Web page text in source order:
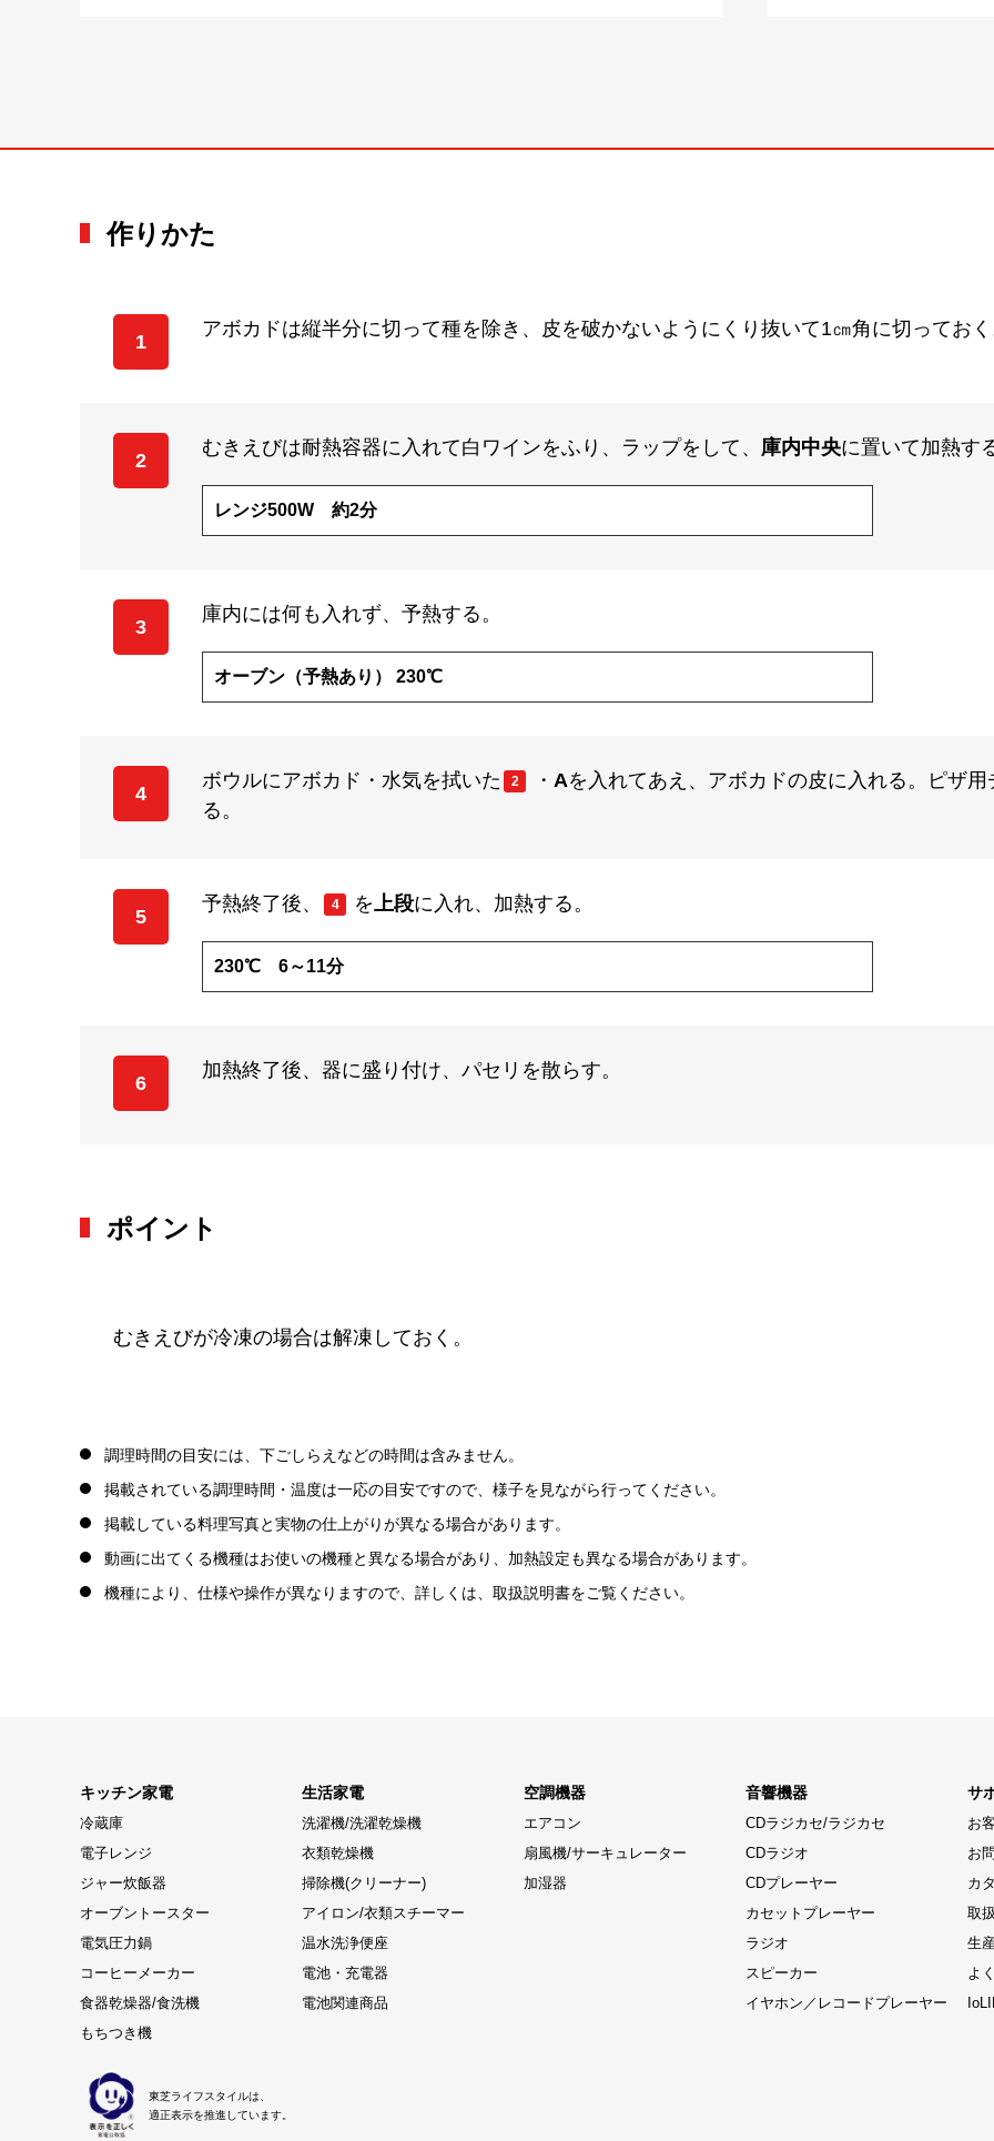
作りかた
1
アボカドは縦半分に切って種を除き、皮を破かないようにくり抜いて1㎝角に切ってお
2
むきえびは耐熱容器に入れて白ワインをふり、ラップをして、 庫内中央に置いて加熱す
レンジ500W 約2分
3
庫内には何も入れず、予熱する。
オーブン（予熱あり） 230℃
4
ボウルにアボカド・水気を拭いた 2 ・ Aを入れてあえ、アボカドの皮に入れる。ピザ
る。
5
予熱終了後、 4 を上段に入れ、加熱する。
230℃ 6～11分
6
加熱終了後、器に盛り付け、パセリを散らす。
ポイント
むきえびが冷凍の場合は解凍しておく。
調理時間の目安には、下ごしらえなどの時間は含みません。
掲載されている調理時間・温度は一応の目安ですので、様子を見ながら行ってください。
掲載している料理写真と実物の仕上がりが異なる場合があります。
動画に出てくる機種はお使いの機種と異なる場合があり、加熱設定も異なる場合があります。
機種により、仕様や操作が異なりますので、詳しくは、取扱説明書をご覧ください。
キッチン家電
冷蔵庫
電子レンジ
ジャー炊飯器
オーブントースター
電気圧力鍋
コーヒーメーカー
食器乾燥器/食洗機
もちつき機
生活家電
洗濯機/洗濯乾燥機
衣類乾燥機
掃除機(クリーナー)
アイロン/衣類スチーマー
温水洗浄便座
電池・充電器
電池関連商品
空調機器
エアコン
扇風機/サーキュレーター
加湿器
音響機器
CDラジカセ/ラジカセ
CDラジオ
CDプレーヤー
カセットプレーヤー
ラジオ
スピーカー
イヤホン／レコードプレーヤー
サ
お
お
カ
取
生
よ
東芝ライフスタイルは、
適正表示を推進しています。